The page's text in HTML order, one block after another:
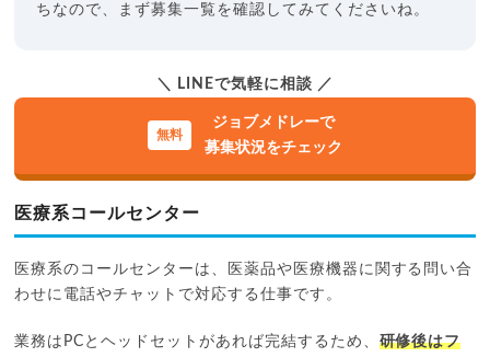
ちなので、まず募集一覧を確認してみてくださいね。
＼ LINEで気軽に相談 ／
ジョブメドレーで
募集状況をチェック
医療系コールセンター
医療系のコールセンターは、医薬品や医療機器に関する問い合
わせに電話やチャットで対応する仕事です。
業務はPCとヘッドセットがあれば完結するため、 研修後はフ